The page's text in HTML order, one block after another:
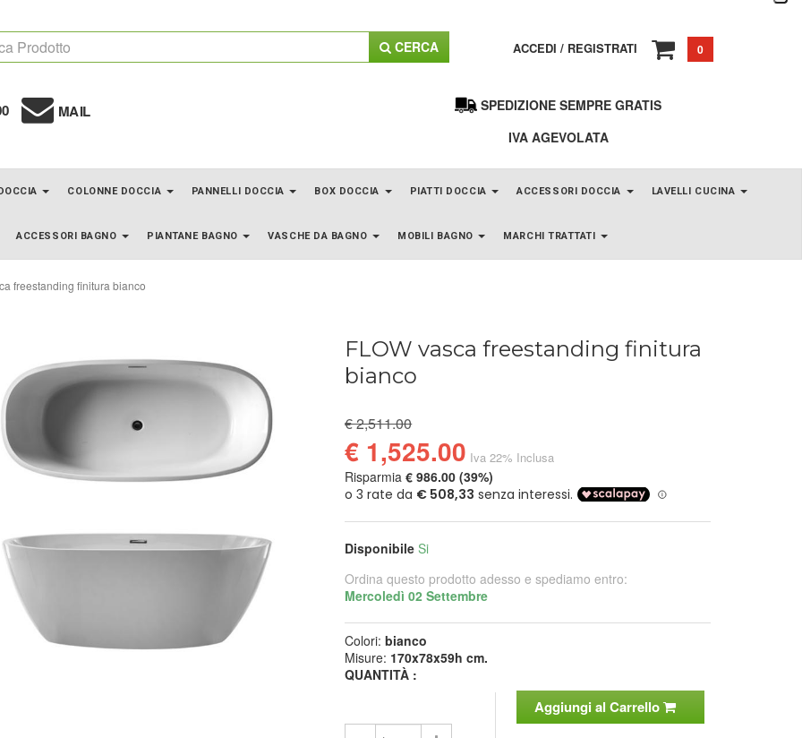
CERCA ACCEDI / REGISTRATI 0
MAIL
SPEDIZIONE SEMPRE GRATIS
IVA AGEVOLATA
COLONNE DOCCIA PANNELLI DOCCIA BOX DOCCIA PIATTI DOCCIA ACCESSORI DOCCIA LAVELLI CUCINA
ACCESSORI BAGNO PIANTANE BAGNO VASCHE DA BAGNO MOBILI BAGNO MARCHI TRATTATI
freestanding finitura bianco
FLOW vasca freestanding finitura
bianco
€ 2,511.00
€ 1,525.00 Iva 22% Inclusa
Risparmia€ 986.00 (39%)
Disponibile Si
Ordina questo prodotto adesso e spediamo entro:
Mercoledì 02 Settembre
Colori:bianco
Misure: 170x78x59h cm.
QUANTITÀ :
Aggiungi al Carrello